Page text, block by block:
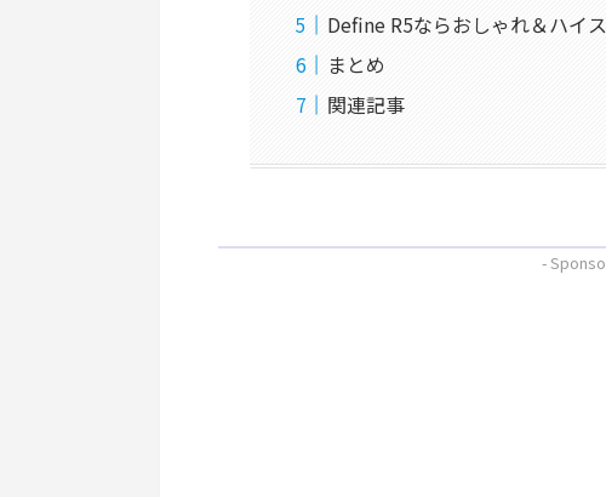
Define R5ならおしゃれ＆ハイ
まとめ
関連記事
-